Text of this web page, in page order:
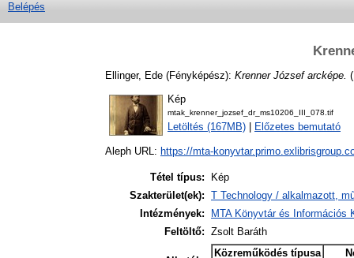
Belépés
Ellinger, Ede (Fényképész): Krenner József arcképe.
Kép
mtak_krenner_jozsef_dr_ms10206_III_078.tif
Letöltés (167MB) Előzetes bemutató
Aleph URL: https://mta-
Tétel típus:
Kép
Szakterület(ek): T Technology / alkalmazott,
Intézmények:
MTA Könyvtár és Információs
Feltöltő: Zsolt Baráth
Közreműködés típusa